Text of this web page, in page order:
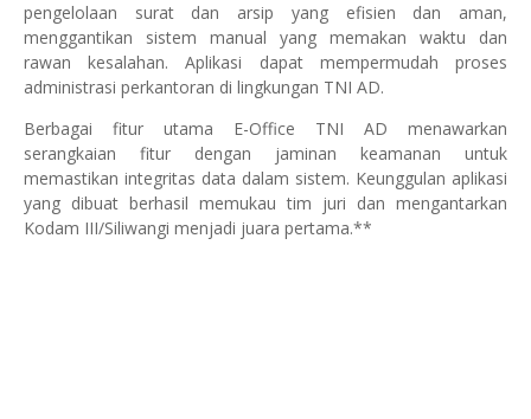
pengelolaan surat dan arsip yang efisien dan aman,
menggantikan sistem manual yang memakan waktu dan
rawan kesalahan. Aplikasi dapat mempermudah proses
administrasi perkantoran di lingkungan TNI AD.
Berbagai fitur utama E-Office TNI AD menawarkan
serangkaian fitur dengan jaminan keamanan untuk
memastikan integritas data dalam sistem. Keunggulan aplikasi
yang dibuat berhasil memukau tim juri dan mengantarkan
Kodam III/Siliwangi menjadi juara pertama.**